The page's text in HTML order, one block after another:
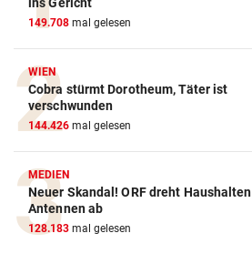
ins Gericht
149.708 mal gelesen
WIEN
Cobra stürmt Dorotheum, Täter ist
verschwunden
144.426 mal gelesen
MEDIEN
Neuer Skandal! ORF dreht Haushalten
Antennen ab
128.183 mal gelesen
ZUM VERGLEICH
Crosstrainer Vergleich
ZUM VERGLEICH
E-Bike Vergleich
ZUM VERGLEICH
Elektro-Scooter Vergleich
ZUM VERGLEICH